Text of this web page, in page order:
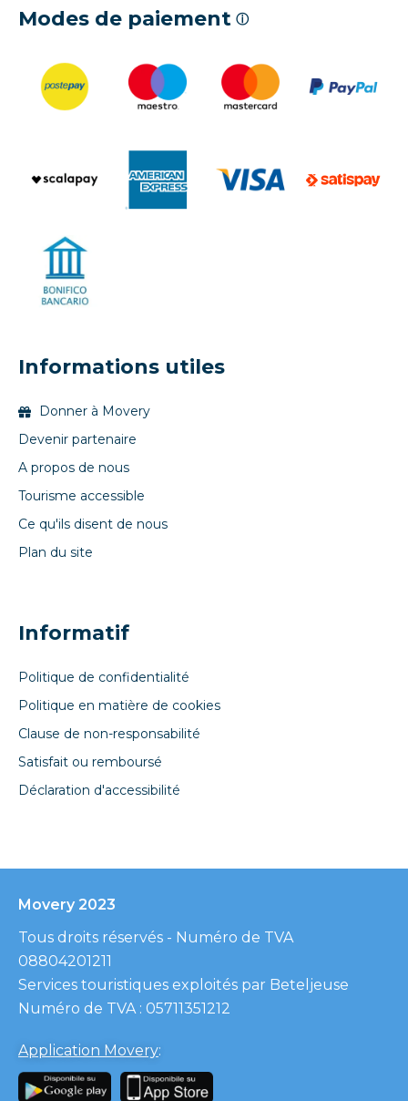
Modes de paiement ⓘ
Informations utiles
Donner à Movery
Devenir partenaire
A propos de nous
Tourisme accessible
Ce qu'ils disent de nous
Plan du site
Informatif
Politique de confidentialité
Politique en matière de cookies
Clause de non-responsabilité
Satisfait ou remboursé
Déclaration d'accessibilité
Movery 2023
Tous droits réservés - Numéro de TVA
08804201211
Services touristiques exploités par Beteljeuse
Numéro de TVA : 05711351212
Application Movery: